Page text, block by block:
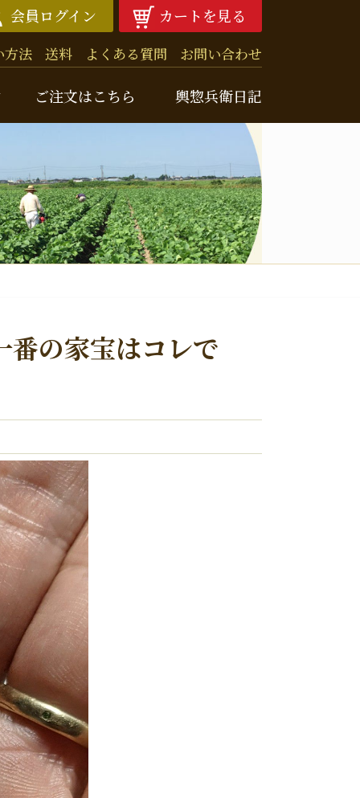
会員ログイン カートを見る
方法 送料 よくある質問 お問い合わせ
ご注文はこちら
品はこちら
輿惣兵衛日記
衛ニュースレター
ナンバー
番の家宝はコレで